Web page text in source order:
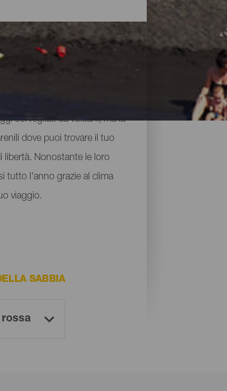
sorvegliati da vulcani, ma la
dove puoi trovare il tuo
libertà. Nonostante le loro
tutto l'anno grazie al clima
viaggio.
SABBIA